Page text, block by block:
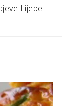
Lijepe